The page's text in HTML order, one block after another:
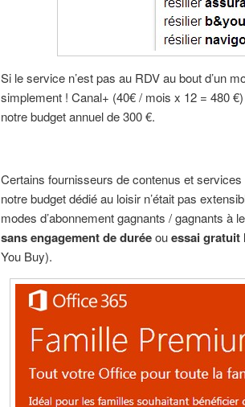
Si le service n’est pas au RDV au bout d’un
simplement ! Canal+ (40€ / mois x 12 = 480
notre budget annuel de 300 €.
Certains fournisseurs de contenus et
notre budget dédié au loisir n’était pas
modes d’abonnement gagnants / gagnants à
sans engagement de duréeouessai gratuit
You Buy).